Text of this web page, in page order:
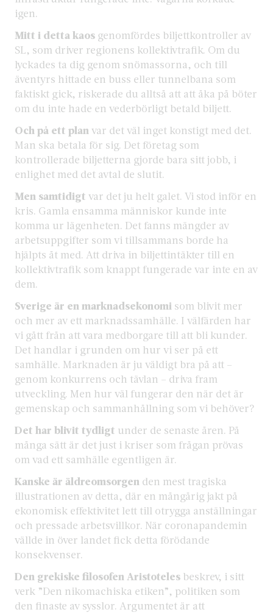
igen.
Mitt i detta kaos genomfördes biljettkontroller av
SL, som driver regionens kollektivtrafik. Om du
lyckades ta dig genom snömassorna, och till
äventyrs hittade en buss eller tunnelbana som
faktiskt gick, riskerade du alltså att att åka på böter
om du inte hade en vederbörligt betald biljett.
Och på ett plan var det väl inget konstigt med det.
Man ska betala för sig. Det företag som
kontrollerade biljetterna gjorde bara sitt jobb, i
enlighet med det avtal de slutit.
Men samtidigt var det ju helt galet. Vi stod inför en
kris. Gamla ensamma människor kunde inte
komma ur lägenheten. Det fanns mängder av
arbetsuppgifter som vi tillsammans borde ha
hjälpts åt med. Att driva in biljettintäkter till en
kollektivtrafik som knappt fungerade var inte en av
dem.
Sverige är en marknadsekonomi som blivit mer
och mer av ett marknadssamhälle. I välfärden har
vi gått från att vara medborgare till att bli kunder.
Det handlar i grunden om hur vi ser på ett
samhälle. Marknaden är ju väldigt bra på att –
genom konkurrens och tävlan – driva fram
utveckling. Men hur väl fungerar den när det är
gemenskap och sammanhållning som vi behöver?
Det har blivit tydligt under de senaste åren. På
många sätt är det just i kriser som frågan prövas
om vad ett samhälle egentligen är.
Kanske är äldreomsorgen den mest tragiska
illustrationen av detta, där en mångårig jakt på
ekonomisk effektivitet lett till otrygga anställningar
och pressade arbetsvillkor. När coronapandemin
vällde in över landet fick detta förödande
konsekvenser.
Den grekiske filosofen Aristoteles beskrev, i sitt
verk ”Den nikomachiska etiken”, politiken som
den finaste av sysslor. Argumentet är att